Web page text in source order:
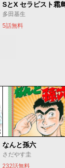
多田基生
5話無料
なんと孫六
さだやす圭
232話無料